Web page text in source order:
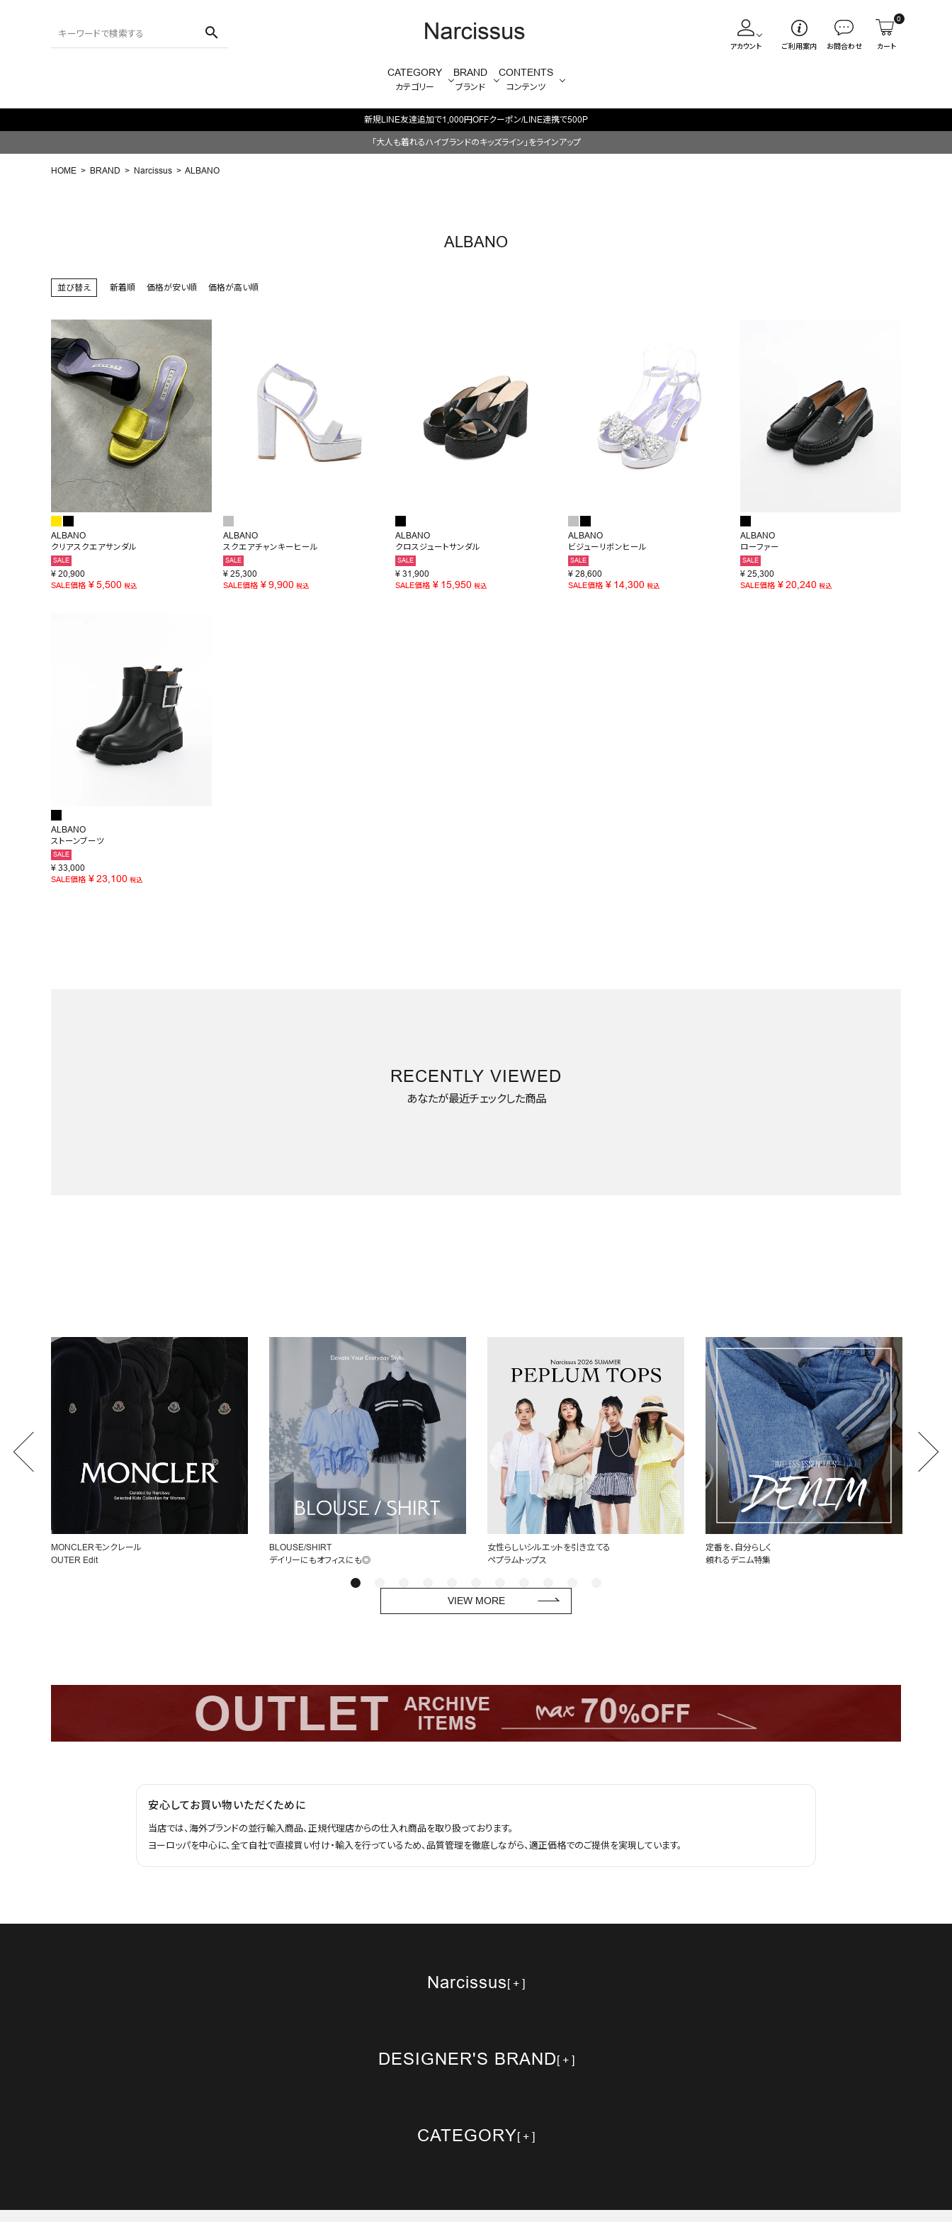
search
アカウント ご利用案内 お問合わせ
0
カート
CATEGORY
カテゴリー
BRAND
ブランド
CONTENTS
コンテンツ
CATEGORY
RANKING
COMING SOON
JOURNAL
INFORMATION
RECRUIT
新規LINE友達追加で1,000円OFFクーポン/LINE連携で500P
「大人も着れるハイブランドのキッズライン」をラインアップ
HOME BRAND Narcissus ALBANO
ALBANO
並び替え 新着順 価格が安い順 価格が高い順
ALBANO
クリアスクエアサンダル
SALE
¥ 20,900
SALE価格 ¥5,500 税込
ALBANO
スクエアチャンキーヒール
SALE
¥ 25,300
SALE価格 ¥9,900 税込
ALBANO
クロスジュートサンダル
SALE
¥ 31,900
SALE価格 ¥ 15,950 税込
ALBANO
ビジューリボンヒール
SALE
¥ 28,600
SALE価格 ¥ 14,300 税込
ALBANO
ローファー
SALE
¥ 25,300
SALE価格 ¥ 20,240 税込
ALBANO
ストーンブーツ
SALE
¥ 33,000
SALE価格 ¥23,100 税込
RECENTLY VIEWED
あなたが最近チェックした商品
MONCLERモンクレール
OUTER Edit
BLOUSE/SHIRT
デイリーにもオフィスにも◎
女性らしいシルエットを引き立てる
ペプラムトップス
定番を、自分らしく
頼れるデニム特集
VIEW MORE
安心してお買い物いただくために
当店では、海外ブランドの並行輸入商品、正規代理店からの仕入れ商品を取り扱っております。
ヨーロッパを中心に、全て自社で直接買い付け・輸入を行っているため、品質管理を徹底しながら、適正価格でのご提供を実現しています。
Narcissus
DESIGNER'S BRAND
CATEGORY